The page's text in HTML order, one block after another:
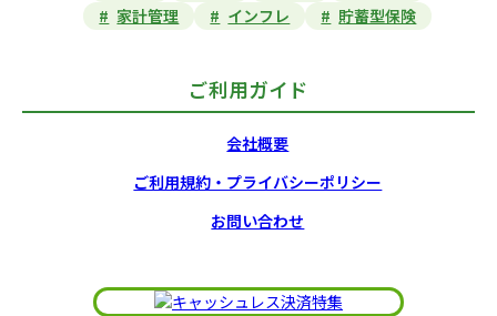
家計管理
インフレ 貯蓄型保険
ご利用ガイド
会社概要
ご利用規約・プライバシーポリシー
お問い合わせ